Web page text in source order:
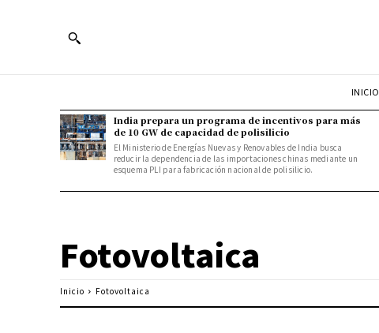
INICIO
India prepara un programa de incentivos para más
de 10 GW de capacidad de polisilicio
El Ministerio de Energías Nuevas y Renovables de India busca
reducir la dependencia de las importaciones chinas mediante un
esquema PLI para fabricación nacional de polisilicio.
Fotovoltaica
Inicio Fotovoltaica